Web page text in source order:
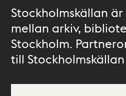
Stockholmskällan
mellan arkiv,
Stockholm.
till